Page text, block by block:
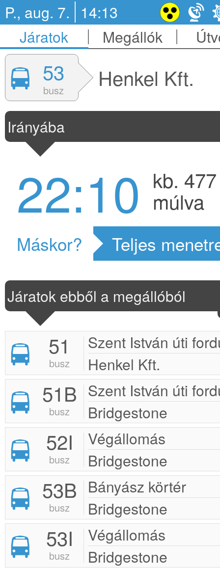
P., aug. 7.
14:13
Járatok
Megállók
53
busz Henkel Kft.
Irányába
22:10 kb.
múlva
Máskor? Teljes
Járatok ebből a megállóból
51
busz
Szent István úti
Henkel Kft.
51B
busz
Szent István úti
Bridgestone
52I
busz
Végállomás
Bridgestone
53B
busz
Bányász körtér
Bridgestone
53I
busz
Végállomás
Bridgestone